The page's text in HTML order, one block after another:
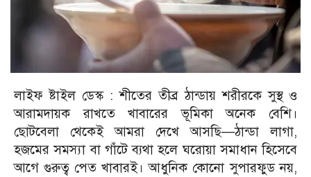
লাইফ ষ্টাইল ডেস্ক :শীতের তীব্র ঠান্ডায় শরীরকে সুস্থ ও
আরামদায়ক রাখতে খাবারের ভূমিকা অনেক বেশি।
ছোটবেলা থেকেই আমরা দেখে আসছি—ঠান্ডা লাগা,
হজমের সমস্যা বা গাঁটে ব্যথা হলে ঘরোয়া সমাধান হিসেবে
আগে গুরুত্ব পেত খাবারই। আধুনিক কোনো সুপারফুড নয়,